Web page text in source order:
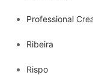
Professional
Ribeira
Rispo